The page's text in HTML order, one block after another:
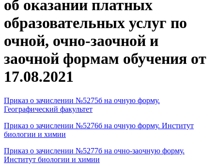
об оказании платных
образовательных услуг по
очной, очно-заочной и
заочной формам обучения от
17.08.2021
Приказ о зачислении №5275б на очную форму.
Географический факультет
Приказ о зачислении №5276б на очную форму. Институт
биологии и химии
Приказ о зачислении №5277б на очно-заочную форму.
Институт биологии и химии